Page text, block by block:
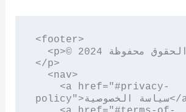
<footer>
</p>
policy">سياسة الخصوصية</a> |